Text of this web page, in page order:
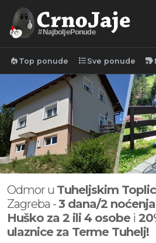
#NajboljePonude
local_fire_department Top ponude format_list_bulleted Sve ponude new_label
Odmor u Tuheljskim
Zagreba -3 dana/2
Huško za 2 ili 4 osobe i
ulaznice za Terme Tuhelj!